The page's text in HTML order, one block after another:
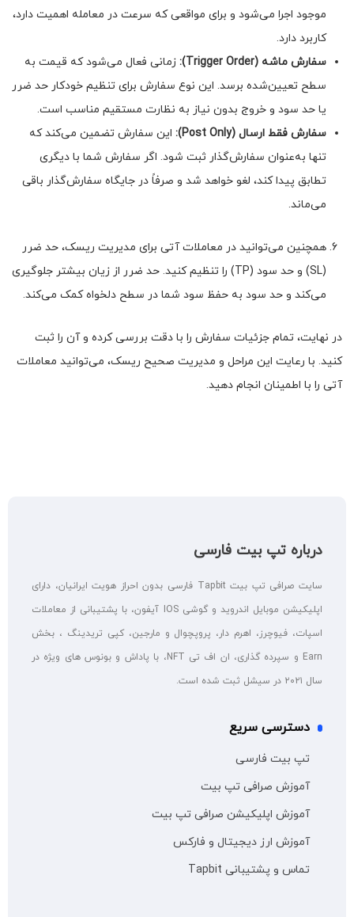
موجود اجرا می‌شود و برای مواقعی که سرعت در معامله اهمیت دارد،
کاربرد دارد.
سفارش ماشه (Trigger Order
): زمانی فعال می‌شود که قیمت به
سطح تعیین‌شده برسد. این نوع سفارش برای تنظیم خودکار حد ضرر
یا حد سود و خروج بدون نیاز به نظارت مستقیم مناسب است.
سفارش فقط ارسال (Post Only
): این سفارش تضمین می‌کند که
تنها به‌عنوان سفارش‌گذار ثبت شود. اگر سفارش شما با دیگری
تطابق پیدا کند، لغو خواهد شد و صرفاً در جایگاه سفارش‌گذار باقی
می‌ماند.
همچنین می‌توانید در معاملات آتی برای مدیریت ریسک، حد ضرر
(SL) و حد سود (TP) را تنظیم کنید. حد ضرر از زیان بیشتر جلوگیری
می‌کند و حد سود به حفظ سود شما در سطح دلخواه کمک می‌کند.
در نهایت، تمام جزئیات سفارش را با دقت بررسی کرده و آن را ثبت
کنید. با رعایت این مراحل و مدیریت صحیح ریسک، می‌توانید معاملات
آتی را با اطمینان انجام دهید.
درباره تپ بیت فارسی
سایت صرافی تپ بیت Tapbit فارسی بدون احراز هویت ایرانیان، دارای
اپلیکیشن موبایل اندروید و گوشی IOS آیفون، با پشتیبانی از معاملات
اسپات، فیوچرز، اهرم دار، پروپچوال و مارجین، کپی تریدینگ ، بخش
Earn و سپرده گذاری، ان اف تی NFT، با پاداش و بونوس های ویژه در
سال ۲۰۲۱ در سیشل ثبت شده است.
دسترسی سریع
تپ بیت فارسی
آموزش صرافی تپ بیت
آموزش اپلیکیشن صرافی تپ بیت
آموزش ارز دیجیتال و فارکس
تماس و پشتیبانی Tapbit